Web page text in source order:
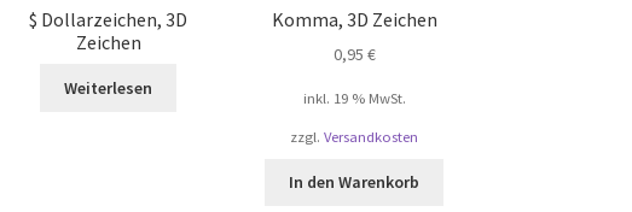
$ Dollarzeichen, 3D
Zeichen
Weiterlesen
Komma, 3D Zeichen
0,95 €
inkl. 19 % MwSt.
zzgl.Versandkosten
In den Warenkorb